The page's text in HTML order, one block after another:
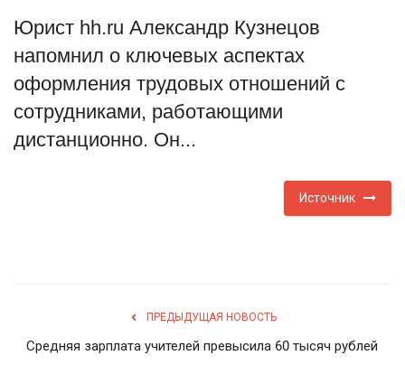
Спорт
Туризм
Недвижимость
В мире
Юрист hh.ru Александр Кузнецов
напомнил о ключевых аспектах
оформления трудовых отношений с
сотрудниками, работающими
дистанционно. Он...
Источник
ПРЕДЫДУЩАЯ НОВОСТЬ
Средняя зарплата учителей превысила 60 тысяч рублей